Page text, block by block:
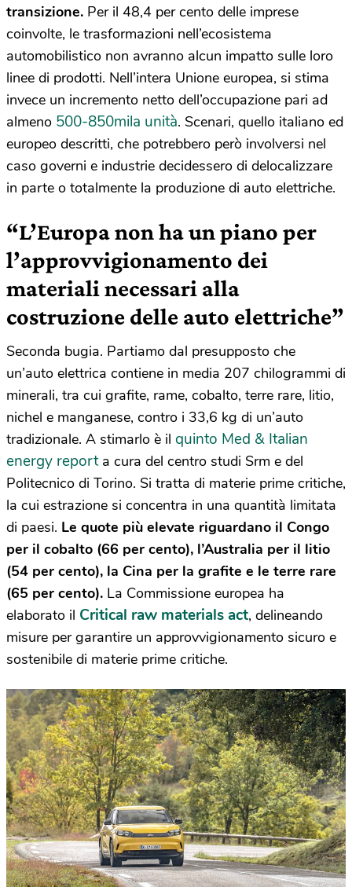
transizione. Per il 48,4 per cento delle imprese
coinvolte, le trasformazioni nell’ecosistema
automobilistico non avranno alcun impatto sulle loro
linee di prodotti. Nell’intera Unione europea, si stima
invece un incremento netto dell’occupazione pari ad
almeno 500-850mila unità. Scenari, quello italiano ed
europeo descritti, che potrebbero però involversi nel
caso governi e industrie decidessero di delocalizzare
in parte o totalmente la produzione di auto elettriche.
“L’Europa non ha un piano per
l’approvvigionamento dei
materiali necessari alla
costruzione delle auto elettriche”
Seconda bugia. Partiamo dal presupposto che
un’auto elettrica contiene in media 207 chilogrammi di
minerali, tra cui grafite, rame, cobalto, terre rare, litio,
nichel e manganese, contro i 33,6 kg di un’auto
tradizionale. A stimarlo è il quinto Med & Italian
energy reporta cura del centro studi Srm e del
Politecnico di Torino. Si tratta di materie prime critiche,
la cui estrazione si concentra in una quantità limitata
di paesi. Le quote più elevate riguardano il Congo
per il cobalto (66 per cento), l’Australia per il litio
(54 per cento), la Cina per la grafite e le terre rare
(65 per cento). La Commissione europea ha
elaborato il Critical raw materials act, delineando
misure per garantire un approvvigionamento sicuro e
sostenibile di materie prime critiche.